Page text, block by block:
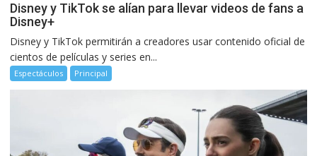
Disney y TikTok se alían para llevar videos de fans a
Disney+
Disney y TikTok permitirán a creadores usar contenido oficial de
cientos de películas y series en...
Espectáculos Principal